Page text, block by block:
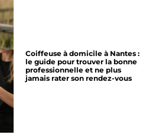
Coiffeuse à domicile à Nantes :
le guide pour trouver la bonne
professionnelle et ne plus
jamais rater son rendez-vous